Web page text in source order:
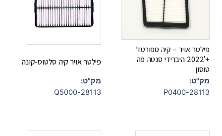
פילטר אויר – קיה ספורטז’
+2022′ היברידי סנטה פה
טוסון
מק"ט:
28113-P0400
פילטר אויר קיה סלטוס-קונה
מק"ט:
28113-Q5000